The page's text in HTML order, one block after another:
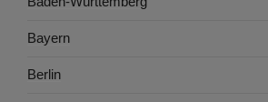
Bayern
Berlin